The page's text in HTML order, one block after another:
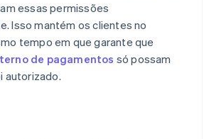
essas permissões
Isso mantém os clientes no
tempo em que garante que
de pagamentos só possam
autorizado.